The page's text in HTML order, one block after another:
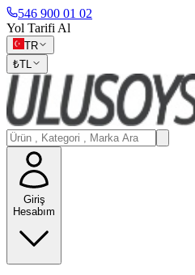
546 900 01 02
Yol Tarifi Al
TR
₺TL
Giriş
Hesabım